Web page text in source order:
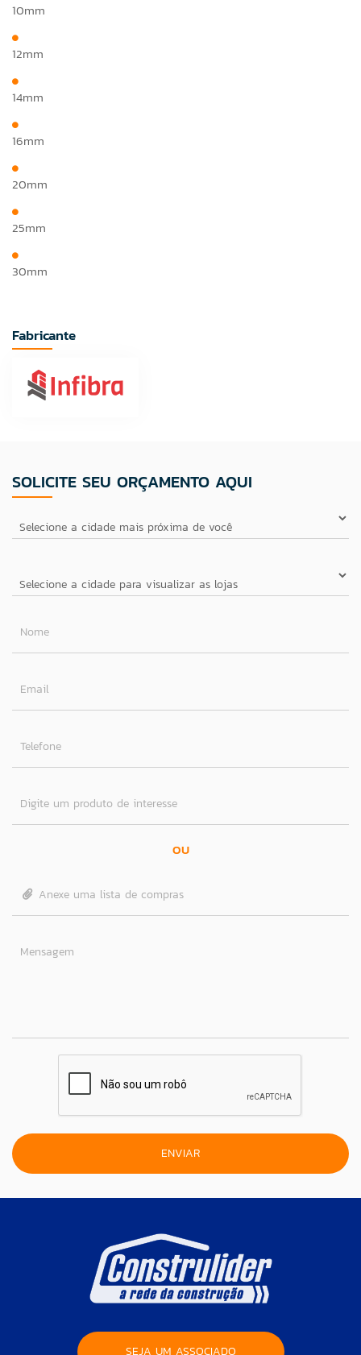
10mm
12mm
14mm
16mm
20mm
25mm
30mm
Fabricante
SOLICITE SEU ORÇAMENTO AQUI
Nome
Email
Telefone
Digite um produto de interesse
OU
Anexe uma lista de compras
Mensagem
SEJA UM ASSOCIADO